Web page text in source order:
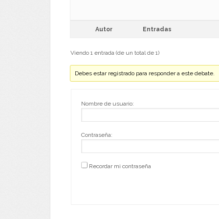
Autor Entradas
Viendo 1 entrada (de un total de 1)
Debes estar registrado para responder a este debate.
Nombre de usuario:
Contraseña:
Recordar mi contraseña